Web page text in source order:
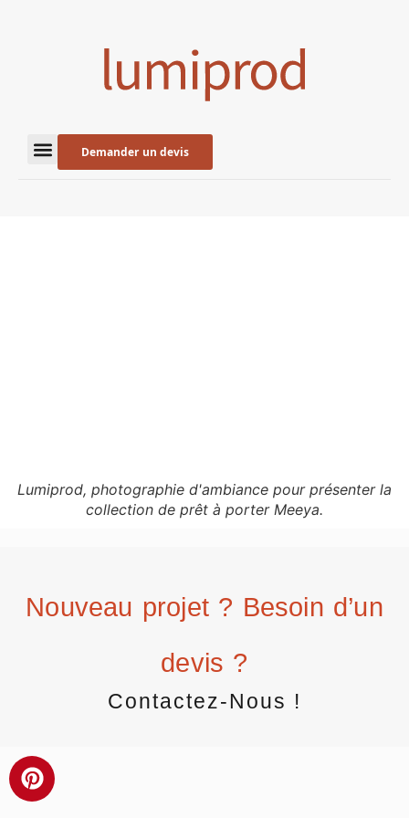
Demander un devis
Lumiprod, photographie d'ambiance pour présenter la
collection de prêt à porter Meeya.
Nouveau projet ? Besoin d’un
devis ?
Contactez-Nous !